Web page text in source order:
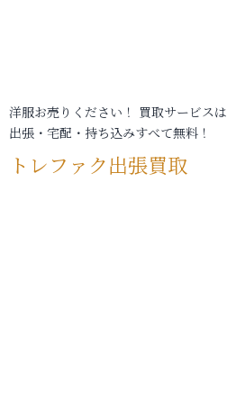
洋服お売りください！ 買取サービスは
出張・宅配・持ち込みすべて無料！
トレファク出張買取